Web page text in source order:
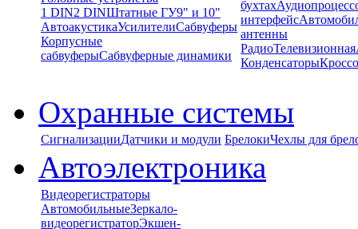
1 DIN2 DINШтатные ГУ9" и 10"
АвтоакустикаУсилителиСабвуферы
Корпусные
сабвуферыСабвуферные динамики
бухтах
интерфейс
антенны
РадиоТелевизионная
Конденсаторы
Охранные системы
СигнализацииДатчики и модули БрелокиЧехлы для
Автоэлектроника
Видеорегистраторы
АвтомобильныеЗеркало-
видеорегистраторЭкшен-